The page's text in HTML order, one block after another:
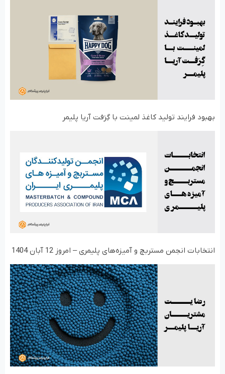
بهبود فرایند تولید کاغذ لمینت با گِرَفت آریا پلیمر
انتخابات انجمن مستربچ و آمیزه‌های پلیمری – امروز 12 آبان 1404